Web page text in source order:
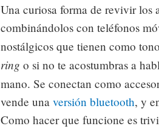
Una curiosa forma de revivir los
combinándolos con teléfonos
nostálgicos que tienen como
ring o si no te acostumbras a
mano. Se conectan como
vende una versión bluetooth, y
Como hacer que funcione es